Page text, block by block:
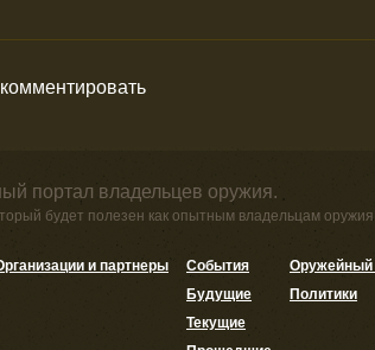
портал владельцев оружия.
будет полезен как опытным владельцам
и партнеры
События
Будущие
Текущие
Оружейный
Политики